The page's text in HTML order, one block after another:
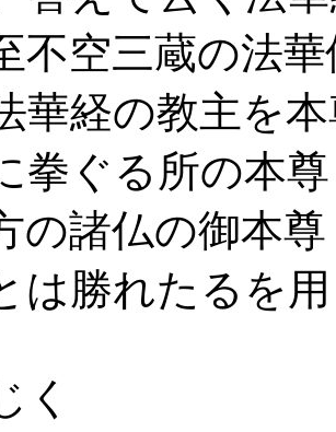
不空三蔵の法
華経の教主を
拳ぐる所の本
の諸仏の御本
は勝れたるを
く